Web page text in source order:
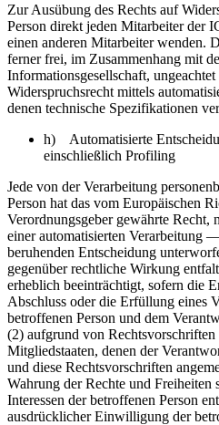
Zur Ausübung des Rechts auf
Person direkt jeden Mitarbeiter der
einen anderen Mitarbeiter wenden.
ferner frei, im Zusammenhang mit
Informationsgesellschaft,
Widerspruchsrecht mittels
denen technische Spezifikationen
h) Automatisierte
einschließlich Profiling
Jede von der Verarbeitung
Person hat das vom Europäischen
Verordnungsgeber gewährte Recht,
einer automatisierten
beruhenden Entscheidung
gegenüber rechtliche Wirkung
erheblich beeinträchtigt, sofern die
Abschluss oder die Erfüllung eines
betroffenen Person und dem
(2) aufgrund von
Mitgliedstaaten, denen der
und diese Rechtsvorschriften
Wahrung der Rechte und Freiheiten
Interessen der betroffenen Person
ausdrücklicher Einwilligung der